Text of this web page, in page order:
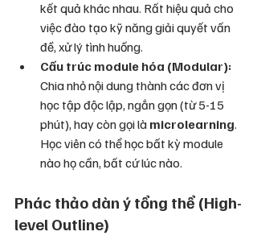
kết quả khác nhau. Rất hiệu quả cho
việc đào tạo kỹ năng giải quyết vấn
đề, xử lý tình huống.
Cấu trúc module hóa (Modular):
Chia nhỏ nội dung thành các đơn vị
học tập độc lập, ngắn gọn (từ 5-15
phút), hay còn gọi là microlearning.
Học viên có thể học bất kỳ module
nào họ cần, bất cứ lúc nào.
Phác thảo dàn ý tổng thể (High-
level Outline)